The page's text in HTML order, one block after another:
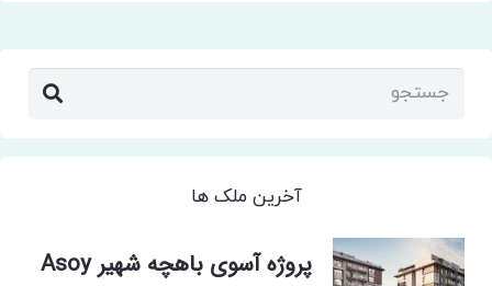
آخرین ملک ها
پروژه آسوی باهچه شهیر Asoy